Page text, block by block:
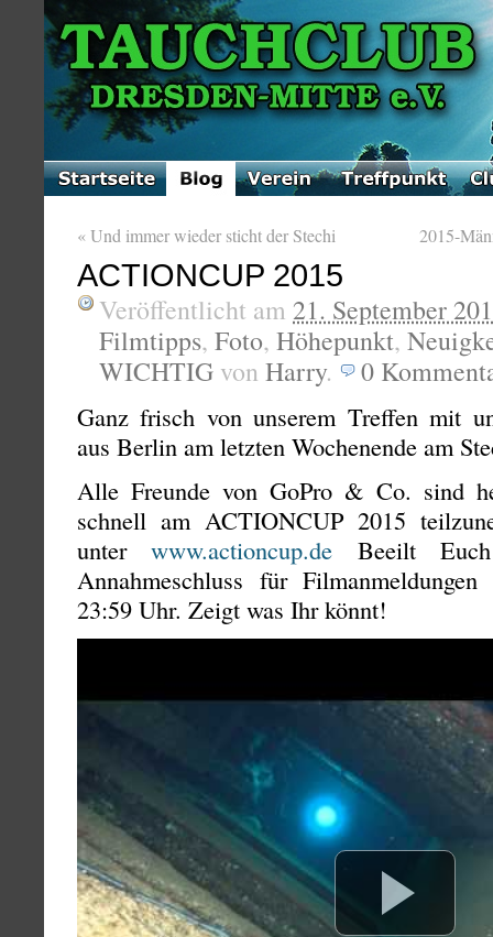
«Und immer wieder sticht der Stechi 2015-
ACTIONCUP 2015
Veröffentlicht am 21. September
Filmtipps, Foto, Höhepunkt,
WICHTIG von Harry. 0
Ganz frisch von unserem Treffen mit
aus Berlin am letzten Wochenende am
Alle Freunde von GoPro & Co. sind
schnell am ACTIONCUP 2015
unter www.actioncup.de Beeilt
Annahmeschluss für
23:59 Uhr. Zeigt was Ihr könnt!